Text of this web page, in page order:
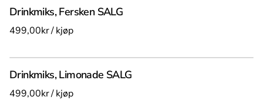
Drinkmiks, Fersken SALG
/
Drinkmiks, Limonade SALG
/